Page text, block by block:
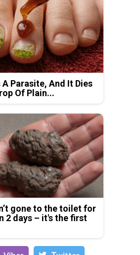
A Parasite, And It Dies
Of Plain...
gone to the toilet for
2 days – it's the first